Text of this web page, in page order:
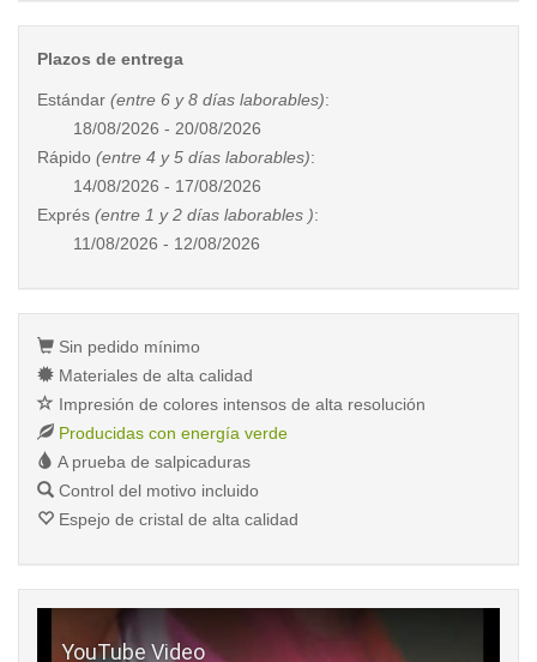
Plazos de entrega
Estándar (entre 6 y 8 días laborables):
18/08/2026 - 20/08/2026
Rápido (entre 4 y 5 días laborables):
14/08/2026 - 17/08/2026
Exprés (entre 1 y 2 días laborables ):
11/08/2026 - 12/08/2026
Sin pedido mínimo
Materiales de alta calidad
Impresión de colores intensos de alta resolución
Producidas con energía verde
A prueba de salpicaduras
Control del motivo incluido
Espejo de cristal de alta calidad